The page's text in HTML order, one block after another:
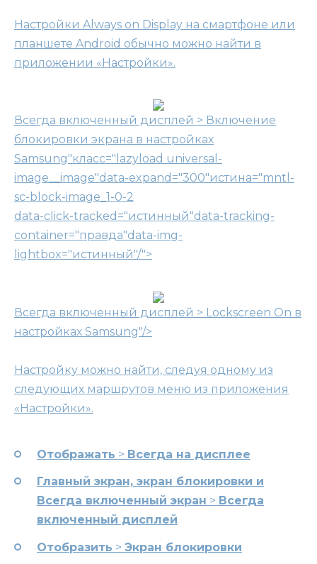
Настройки Always on Display на смартфоне или
планшете Android обычно можно найти в
приложении «Настройки».
Всегда включенный дисплей > Включение
блокировки экрана в настройках
Samsung"класс="lazyload universal-
image__image"data-expand="300"истина="mntl-
sc-block-image_1-0-2
data-click-tracked="истинный"data-tracking-
container="правда"data-img-
lightbox="истинный"/">
Всегда включенный дисплей > Lockscreen On в
настройках Samsung"/>
Настройку можно найти, следуя одному из
следующих маршрутов меню из приложения
«Настройки».
Отображать > Всегда на дисплее
Главный экран, экран блокировки и
Всегда включенный экран > Всегда
включенный дисплей
Отобразить > Экран блокировки